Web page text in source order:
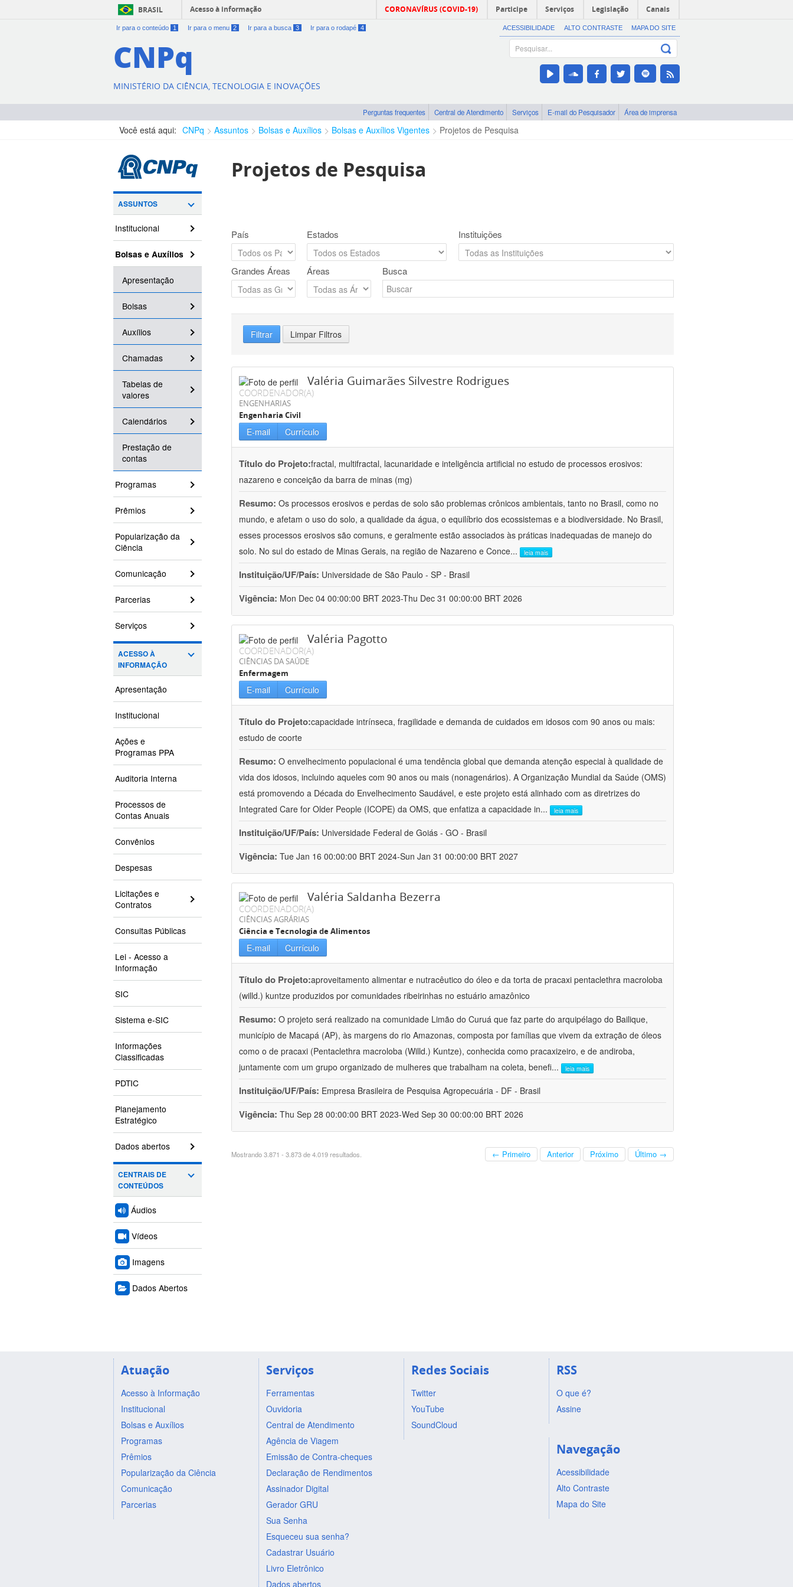
BRASIL Acesso à informação CORONAVÍRUS (COVID-19) Participe Serviços Legislação Canais
Ir para o conteúdo 1 Ir para o menu 2 Ir para a busca 3 Ir para o rodapé 4 ACESSIBILIDADE ALTO CONTRASTE MAPA DO SITE
CNPq
MINISTÉRIO DA CIÊNCIA, TECNOLOGIA E INOVAÇÕES
Perguntas frequentes Central de Atendimento Serviços E-mail do Pesquisador Área de imprensa
Você está aqui: CNPq Assuntos Bolsas e Auxílios Bolsas e Auxílios Vigentes Projetos de Pesquisa
ASSUNTOS
Institucional
Bolsas e Auxílios
Apresentação
Bolsas
Auxílios
Chamadas
Tabelas de
valores
Calendários
Prestação de
contas
Programas
Prêmios
Popularização da
Ciência
Comunicação
Parcerias
Serviços
ACESSO À
INFORMAÇÃO
Apresentação
Institucional
Ações e
Programas PPA
Auditoria Interna
Processos de
Contas Anuais
Convênios
Despesas
Licitações e
Contratos
Consultas Públicas
Lei - Acesso a
Informação
SIC
Sistema e-SIC
Informações
Classificadas
PDTIC
Planejamento
Estratégico
Dados abertos
CENTRAIS DE
CONTEÚDOS
Áudios
Vídeos
Imagens
Dados Abertos
Projetos de Pesquisa
País Estados Instituições
Grandes Áreas Áreas Busca
Filtrar Limpar Filtros
Valéria Guimarães Silvestre Rodrigues
COORDENADOR(A)
ENGENHARIAS
Engenharia Civil
E-mail Currículo
Título do Projeto:fractal, multifractal, lacunaridade e inteligência artificial no estudo de processos erosivos:
nazareno e conceição da barra de minas (mg)
Resumo: Os processos erosivos e perdas de solo são problemas crônicos ambientais, tanto no Brasil, como no
mundo, e afetam o uso do solo, a qualidade da água, o equilíbrio dos ecossistemas e a biodiversidade. No Brasil,
esses processos erosivos são comuns, e geralmente estão associados às práticas inadequadas de manejo do
solo. No sul do estado de Minas Gerais, na região de Nazareno e Conce... leia mais
Instituição/UF/País: Universidade de São Paulo - SP - Brasil
Vigência: Mon Dec 04 00:00:00 BRT 2023-Thu Dec 31 00:00:00 BRT 2026
Valéria Pagotto
COORDENADOR(A)
CIÊNCIAS DA SAÚDE
Enfermagem
E-mail Currículo
Título do Projeto:capacidade intrínseca, fragilidade e demanda de cuidados em idosos com 90 anos ou mais:
estudo de coorte
Resumo: O envelhecimento populacional é uma tendência global que demanda atenção especial à qualidade de
vida dos idosos, incluindo aqueles com 90 anos ou mais (nonagenários). A Organização Mundial da Saúde (OMS)
está promovendo a Década do Envelhecimento Saudável, e este projeto está alinhado com as diretrizes do
Integrated Care for Older People (ICOPE) da OMS, que enfatiza a capacidade in... leia mais
Instituição/UF/País: Universidade Federal de Goiás - GO - Brasil
Vigência: Tue Jan 16 00:00:00 BRT 2024-Sun Jan 31 00:00:00 BRT 2027
Valéria Saldanha Bezerra
COORDENADOR(A)
CIÊNCIAS AGRÁRIAS
Ciência e Tecnologia de Alimentos
E-mail Currículo
Título do Projeto:aproveitamento alimentar e nutracêutico do óleo e da torta de pracaxi pentaclethra macroloba
(willd.) kuntze produzidos por comunidades ribeirinhas no estuário amazônico
Resumo: O projeto será realizado na comunidade Limão do Curuá que faz parte do arquipélago do Bailique,
município de Macapá (AP), às margens do rio Amazonas, composta por famílias que vivem da extração de óleos
como o de pracaxi (Pentaclethra macroloba (Willd.) Kuntze), conhecida como pracaxizeiro, e de andiroba,
juntamente com um grupo organizado de mulheres que trabalham na coleta, benefi... leia mais
Instituição/UF/País: Empresa Brasileira de Pesquisa Agropecuária - DF - Brasil
Vigência: Thu Sep 28 00:00:00 BRT 2023-Wed Sep 30 00:00:00 BRT 2026
Mostrando 3.871 - 3.873 de 4.019 resultados. ← Primeiro Anterior Próximo Último →
Atuação
Acesso à Informação
Institucional
Bolsas e Auxílios
Programas
Prêmios
Popularização da Ciência
Comunicação
Parcerias
Serviços
Ferramentas
Ouvidoria
Central de Atendimento
Agência de Viagem
Emissão de Contra-cheques
Declaração de Rendimentos
Assinador Digital
Gerador GRU
Sua Senha
Esqueceu sua senha?
Cadastrar Usuário
Livro Eletrônico
Dados abertos
Redes Sociais
Twitter
YouTube
SoundCloud
RSS
O que é?
Assine
Navegação
Acessibilidade
Alto Contraste
Mapa do Site